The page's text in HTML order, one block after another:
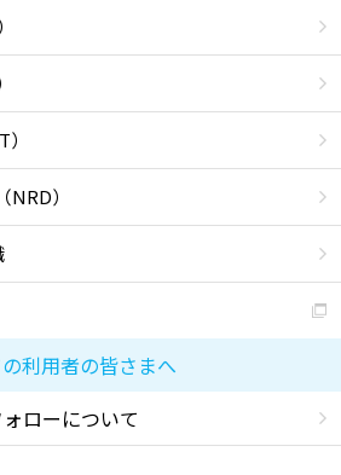
）
利用者の皆さまへ
ローについて